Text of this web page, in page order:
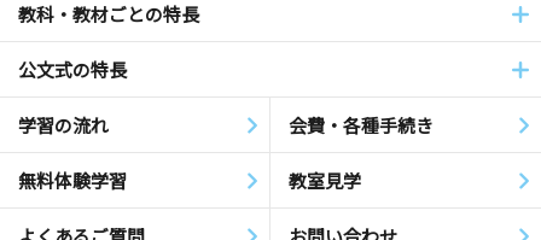
教科・教材ごとの特長
公文式の特長
学習の流れ 会費・各種手続き
無料体験学習 教室見学